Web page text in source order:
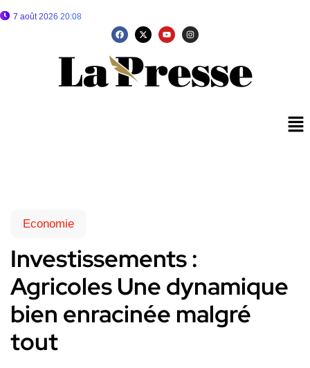
7 août 2026 20:08
Economie
Investissements :
Agricoles Une dynamique
bien enracinée malgré
tout